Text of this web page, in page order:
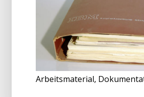
Arbeitsmaterial,